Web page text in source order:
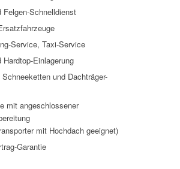
Felgen-Schnelldienst
Service, Taxi-Service
Hardtop-Einlagerung
und Dachträger-
mit angeschlossener
mit Hochdach geeignet)
Garantie